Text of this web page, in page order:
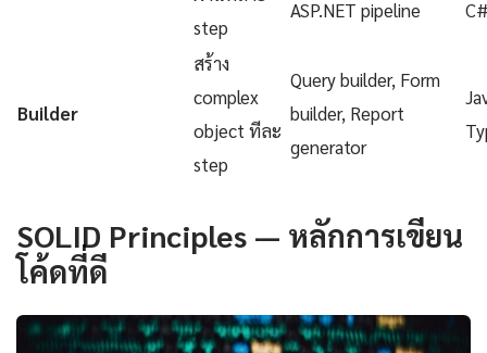
step
ASP.NET pipeline
Builder
สร้าง
complex
object ทีละ
step
Query builder, Form
builder, Report
generator
SOLID Principles — หลักการเขียน
โค้ดที่ดี